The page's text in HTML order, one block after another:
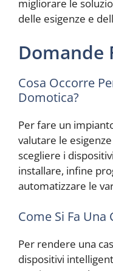
migliorare le
delle esigenze e
Domande
Cosa Occorre
Domotica?
Per fare un
valutare le
scegliere i
installare, infine
automatizzare le
Come Si Fa Una
Per rendere una
dispositivi